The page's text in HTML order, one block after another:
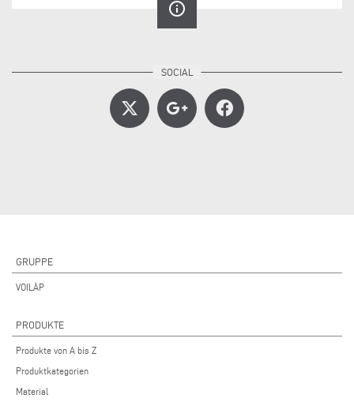
info_outline
GRUPPE
VOILÀP
PRODUKTE
Produkte von A bis Z
Produktkategorien
Material